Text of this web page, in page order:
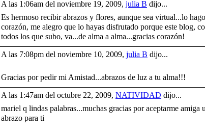
A las 1:06am del noviembre 19, 2009, julia B dijo...
Es hermoso recibir abrazos y flores, aunque sea virtual...lo
corazón, me alegro que lo hayas disfrutado porque este blog,
todos los que subo, va...de alma a alma...gracias corazón!
A las 7:08pm del noviembre 10, 2009, julia B dijo...
Gracias por pedir mi Amistad...abrazos de luz a tu alma!!!
A las 1:47am del octubre 22, 2009, NATIVIDAD dijo...
mariel q lindas palabras...muchas gracias por aceptarme amiga
abrazo para ti